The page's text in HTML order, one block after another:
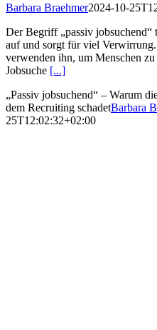
Barbara Braehmer2024-10-
Der Begriff „passiv
auf und sorgt für viel
verwenden ihn, um Menschen
Jobsuche [...]
„Passiv jobsuchend“ – Warum
dem Recruiting schadetBarbara
25T12:02:32+02:00